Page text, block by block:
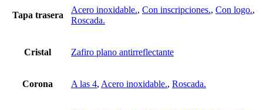
Tapa trasera
Acero inoxidable., Con inscripciones., Con logo.,
Roscada.
Cristal Zafiro plano antirreflectante
Corona A las 4, Acero inoxidable., Roscada.